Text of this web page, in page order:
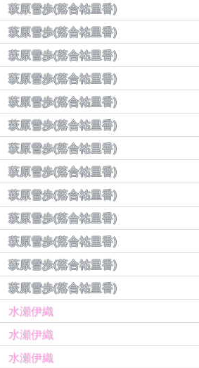
萩原雪歩(落合祐里香)
萩原雪歩(落合祐里香)
萩原雪歩(落合祐里香)
萩原雪歩(落合祐里香)
萩原雪歩(落合祐里香)
萩原雪歩(落合祐里香)
萩原雪歩(落合祐里香)
萩原雪歩(落合祐里香)
萩原雪歩(落合祐里香)
萩原雪歩(落合祐里香)
萩原雪歩(落合祐里香)
萩原雪歩(落合祐里香)
萩原雪歩(落合祐里香)
水瀬伊織
水瀬伊織
水瀬伊織